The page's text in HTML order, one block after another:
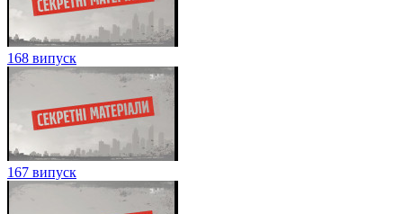
168 випуск
167 випуск